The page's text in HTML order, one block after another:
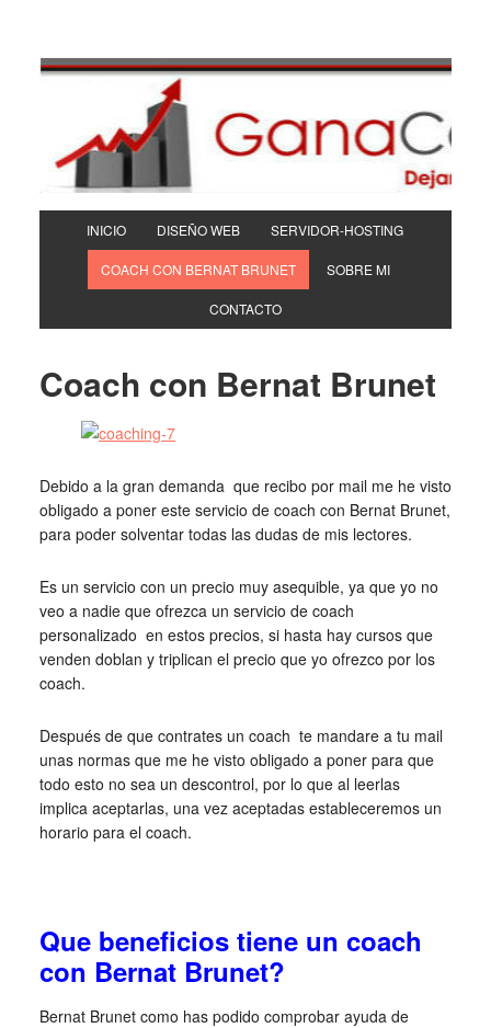
INICIO DISEÑO WEB SERVIDOR-HOSTING
COACH CON BERNAT BRUNET SOBRE MI
CONTACTO
Coach con Bernat Brunet
Debido a la gran demanda que recibo por mail me he visto
obligado a poner este servicio de coach con Bernat Brunet,
para poder solventar todas las dudas de mis lectores.
Es un servicio con un precio muy asequible, ya que yo no
veo a nadie que ofrezca un servicio de coach
personalizado en estos precios, si hasta hay cursos que
venden doblan y triplican el precio que yo ofrezco por los
coach.
Después de que contrates un coach te mandare a tu mail
unas normas que me he visto obligado a poner para que
todo esto no sea un descontrol, por lo que al leerlas
implica aceptarlas, una vez aceptadas estableceremos un
horario para el coach.
Que beneficios tiene un coach
con Bernat Brunet?
Bernat Brunet como has podido comprobar ayuda de